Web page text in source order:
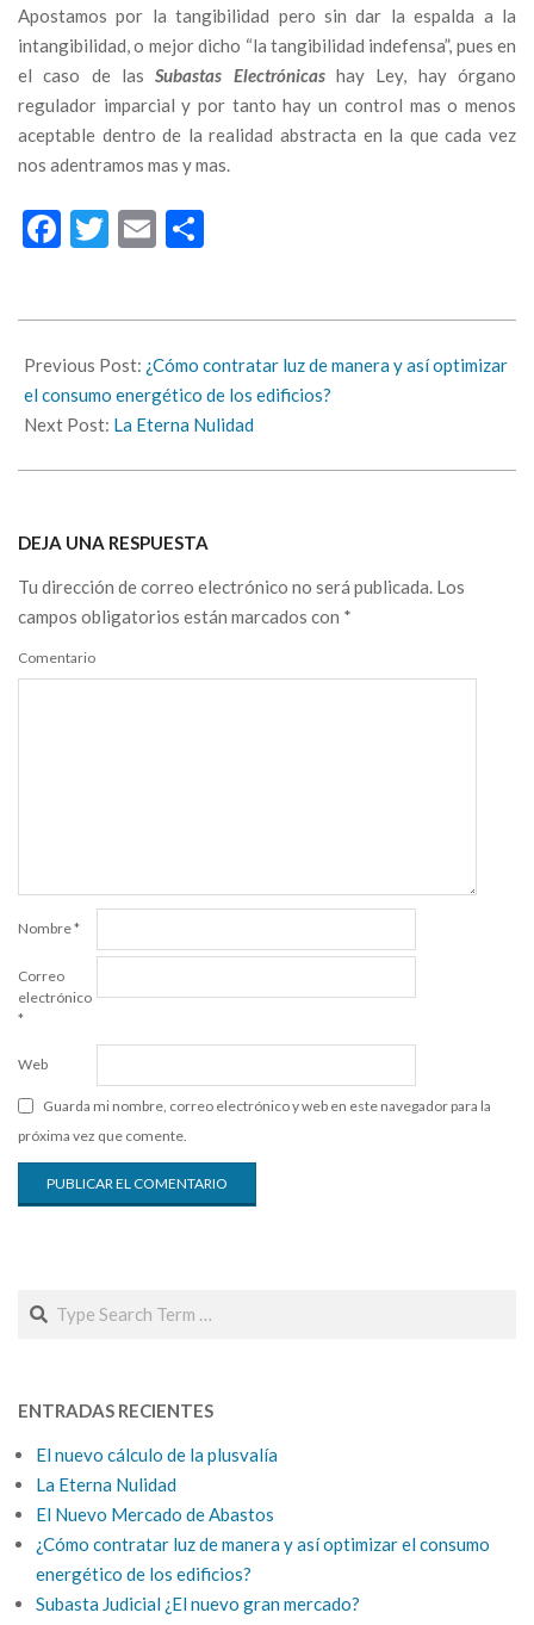
Apostamos por la tangibilidad pero sin dar la espalda a la
intangibilidad, o mejor dicho “la tangibilidad indefensa”, pues en
el caso de lasSubastas Electrónicashay Ley, hay órgano
regulador imparcial y por tanto hay un control mas o menos
aceptable dentro de la realidad abstracta en la que cada vez
nos adentramos mas y mas.
Facebook
Twitter
Email
05-
27
Previous Post: ¿Cómo contratar luz de manera y así optimizar
el consumo energético de los edificios?
Next Post: La Eterna Nulidad
DEJA UNA RESPUESTA
Tu dirección de correo electrónico no será publicada. Los
campos obligatorios están marcados con *
Comentario
Nombre*
Correo
electrónico
*
Web
Guarda mi nombre, correo electrónico y web en este navegador para la
próxima vez que comente.
Search
ENTRADAS RECIENTES
El nuevo cálculo de la plusvalía
La Eterna Nulidad
El Nuevo Mercado de Abastos
¿Cómo contratar luz de manera y así optimizar el consumo
energético de los edificios?
Subasta Judicial ¿El nuevo gran mercado?